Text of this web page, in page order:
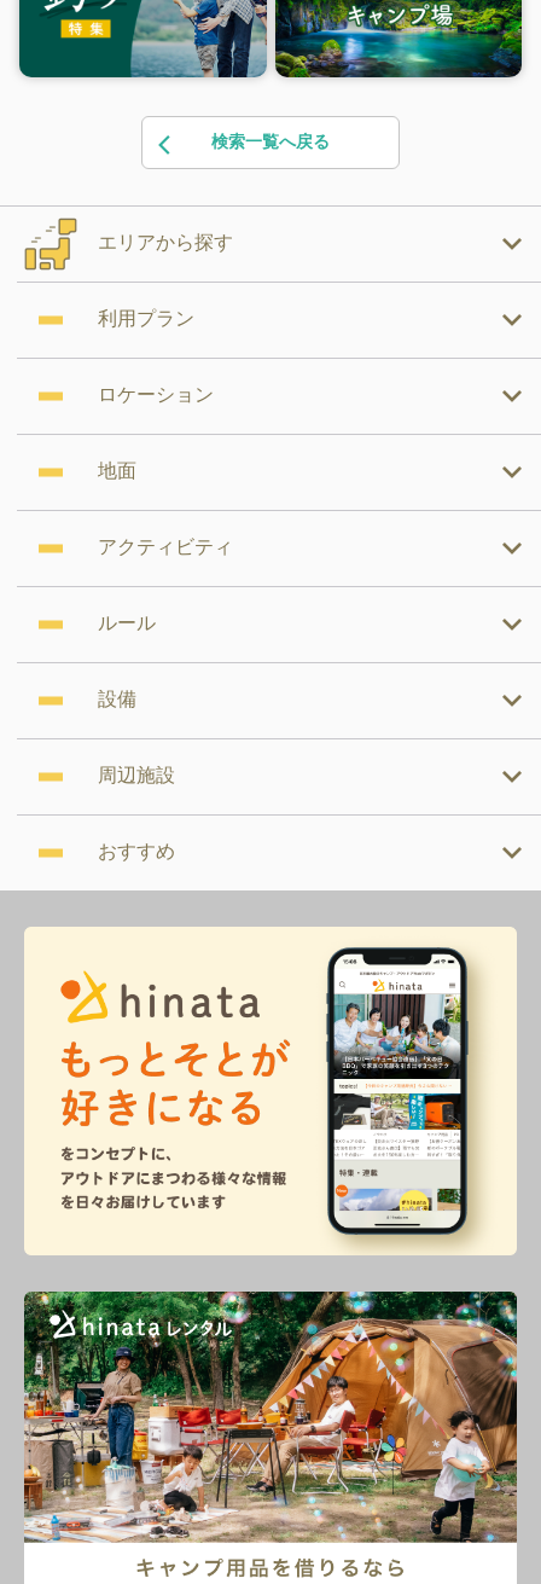
検索一覧へ戻る
エリアから探す
利用プラン
ロケーション
地面
アクティビティ
ルール
設備
周辺施設
おすすめ